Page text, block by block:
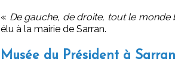
« De gauche, de droite, tout le monde
élu à la mairie de Sarran.
Musée du Président à Sarran